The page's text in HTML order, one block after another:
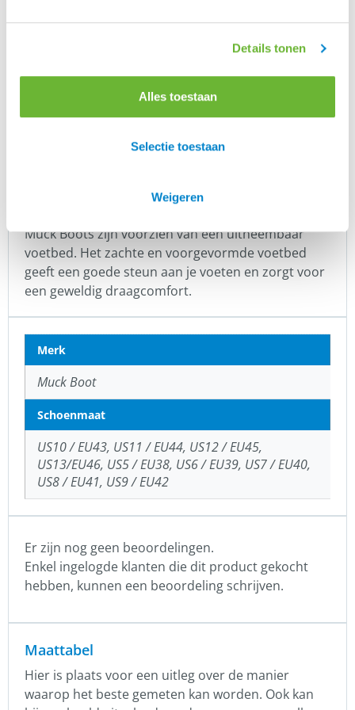
Details tonen
Alles toestaan
Selectie toestaan
Weigeren
Neemhiereens een kijkje wat wij jou allemaal
Muck Boot
beschermende, zeer comfortabele en
Muck Boots zorgen ervoor dat je voeten warm en
Muck Boots zijn voorzien van een uitneembaar
voetbed. Het zachte en voorgevormde voetbed
geeft een goede steun aan je voeten en zorgt voor
een geweldig draagcomfort.
Merk
Muck Boot
Schoenmaat
US10 / EU43, US11 / EU44, US12 / EU45,
US13/EU46, US5 / EU38, US6 / EU39, US7 / EU40,
US8 / EU41, US9 / EU42
Er zijn nog geen beoordelingen.
Enkel ingelogde klanten die dit product gekocht
hebben, kunnen een beoordeling schrijven.
Maattabel
Hier is plaats voor een uitleg over de manier
waarop het beste gemeten kan worden. Ook kan